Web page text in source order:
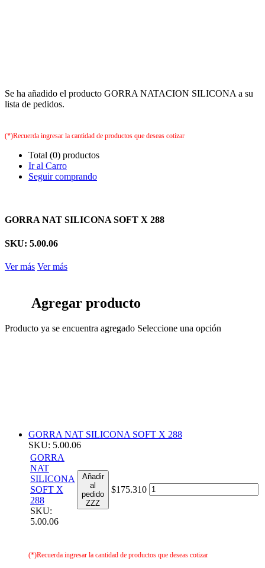
Se ha añadido el producto GORRA NATACION SILICONA a su
lista de pedidos.
(*)Recuerda ingresar la cantidad de productos que deseas cotizar
Total (0) productos
Ir al Carro
Seguir comprando
GORRA NAT SILICONA SOFT X 288
SKU: 5.00.06
Ver más Ver más
Agregar producto
Producto ya se encuentra agregado Seleccione una opción
GORRA NAT SILICONA SOFT X 288
SKU: 5.00.06
GORRA
NAT
SILICONA
SOFT X
288
SKU:
5.00.06
Añadir
al
pedido
ZZZ
$175.310
(*)Recuerda ingresar la cantidad de productos que deseas cotizar